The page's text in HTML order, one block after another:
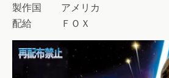
製作国 アメリカ
配給 ＦＯＸ